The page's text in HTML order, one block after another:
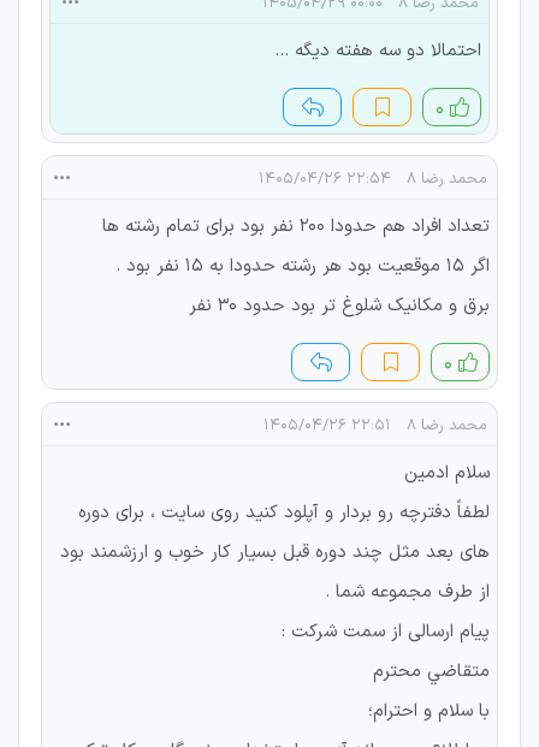
احتمالا دو سه هفته دیگه ...
۰
محمد رضا 8 ۲۲:۵۴ ۱۴۰۵/۰۴/۲۶
تعداد افراد هم حدودا 200 نفر بود برای تمام رشته ها
اگر 15 موقعیت بود هر رشته حدودا به 15 نفر بود .
برق و مکانیک شلوغ تر بود حدود 30 نفر
۰
محمد رضا 8 ۲۲:۵۱ ۱۴۰۵/۰۴/۲۶
سلام ادمین
لطفاً دفترچه رو بردار و آپلود کنید روی سایت ، برای دوره
های بعد مثل چند دوره قبل بسیار کار خوب و ارزشمند بود
از طرف مجموعه شما .
پیام ارسالی از سمت شرکت :
متقاضي محترم
با سلام و احترام؛